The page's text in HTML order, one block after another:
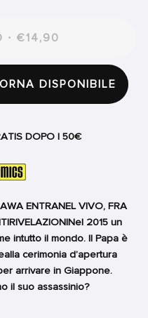
· €14,90
DISPONIBILE
DOPO I 50€
ENTRANEL VIVO, FRA
2015 un
intutto il mondo. Il Papa è
cerimonia d’apertura
arrivare in Giappone.
il suo assassinio?